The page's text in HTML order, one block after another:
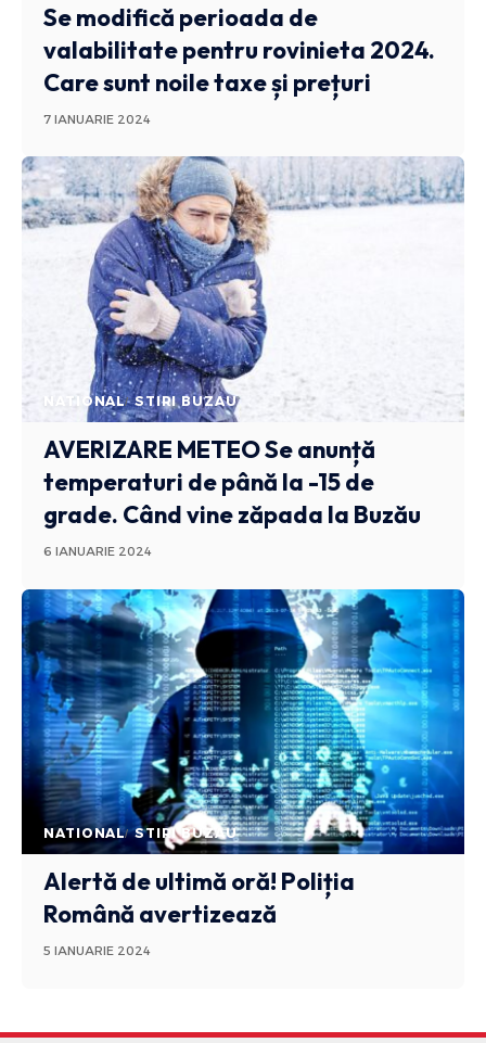
Se modifică perioada de
valabilitate pentru rovinieta 2024.
Care sunt noile taxe și prețuri
7 IANUARIE 2024
NATIONAL STIRI BUZAU
AVERIZARE METEOSe anunță
temperaturi de până la -15 de
grade. Când vine zăpada la Buzău
6 IANUARIE 2024
NATIONAL STIRI BUZAU
Alertă de ultimă oră! Poliția
Română avertizează
5 IANUARIE 2024